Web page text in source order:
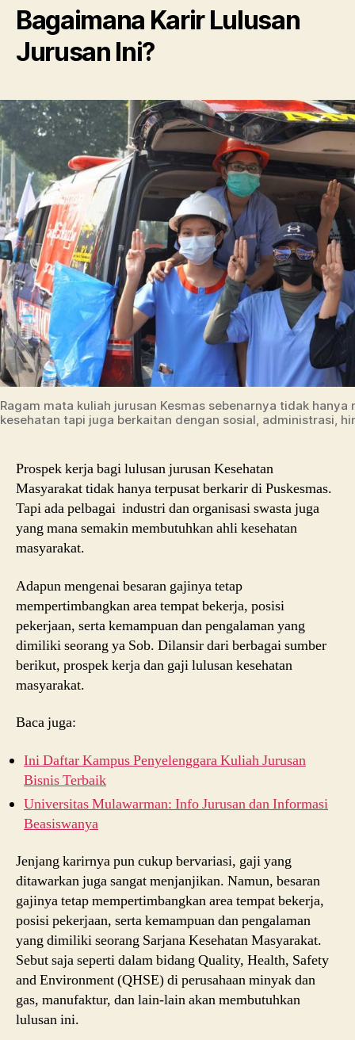
Bagaimana Karir Lulusan
Jurusan Ini?
Ragam mata kuliah jurusan Kesmas sebenarnya tidak hanya
kesehatan tapi juga berkaitan dengan sosial, administrasi,
Prospek kerja bagi lulusan jurusan Kesehatan
Masyarakat tidak hanya terpusat berkarir di Puskesmas.
Tapi ada pelbagai industri dan organisasi swasta juga
yang mana semakin membutuhkan ahli kesehatan
masyarakat.
Adapun mengenai besaran gajinya tetap
mempertimbangkan area tempat bekerja, posisi
pekerjaan, serta kemampuan dan pengalaman yang
dimiliki seorang ya Sob. Dilansir dari berbagai sumber
berikut, prospek kerja dan gaji lulusan kesehatan
masyarakat.
Baca juga:
Ini Daftar Kampus Penyelenggara Kuliah Jurusan
Bisnis Terbaik
Universitas Mulawarman: Info Jurusan dan Informasi
Beasiswanya
Jenjang karirnya pun cukup bervariasi, gaji yang
ditawarkan juga sangat menjanjikan. Namun, besaran
gajinya tetap mempertimbangkan area tempat bekerja,
posisi pekerjaan, serta kemampuan dan pengalaman
yang dimiliki seorang Sarjana Kesehatan Masyarakat.
Sebut saja seperti dalam bidang Quality, Health, Safety
and Environment (QHSE) di perusahaan minyak dan
gas, manufaktur, dan lain-lain akan membutuhkan
lulusan ini.